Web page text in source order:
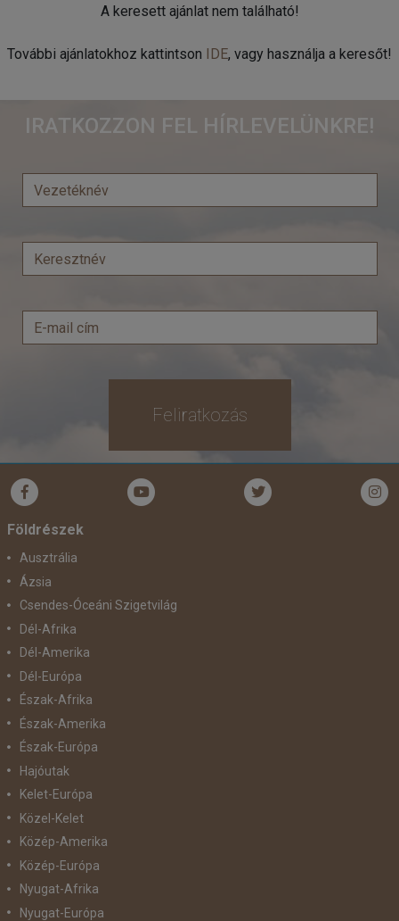
A keresett ajánlat nem található!
További ajánlatokhoz kattintson IDE, vagy használja a keresőt!
IRATKOZZON FEL HÍRLEVELÜNKRE!
Feliratkozás
Földrészek
Ausztrália
Ázsia
Csendes-Óceáni Szigetvilág
Dél-Afrika
Dél-Amerika
Dél-Európa
Észak-Afrika
Észak-Amerika
Észak-Európa
Hajóutak
Kelet-Európa
Közel-Kelet
Közép-Amerika
Közép-Európa
Nyugat-Afrika
Nyugat-Európa